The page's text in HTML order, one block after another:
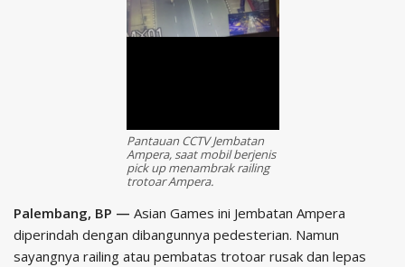
Pantauan CCTV Jembatan
Ampera, saat mobil berjenis
pick up menambrak railing
trotoar Ampera.
Palembang, BP — Asian Games ini Jembatan Ampera
diperindah dengan dibangunnya pedesterian. Namun
sayangnya railing atau pembatas trotoar rusak dan lepas